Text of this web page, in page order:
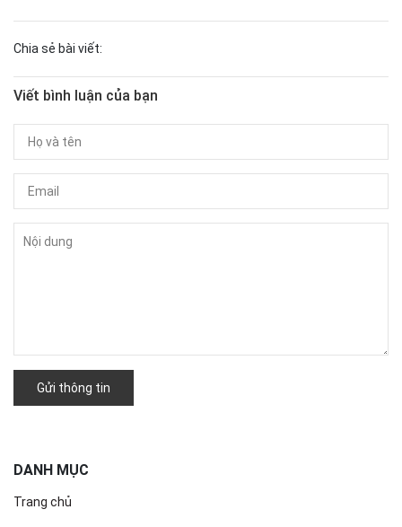
Chia sẻ bài viết:
Viết bình luận của bạn
Gửi thông tin
DANH MỤC
Trang chủ